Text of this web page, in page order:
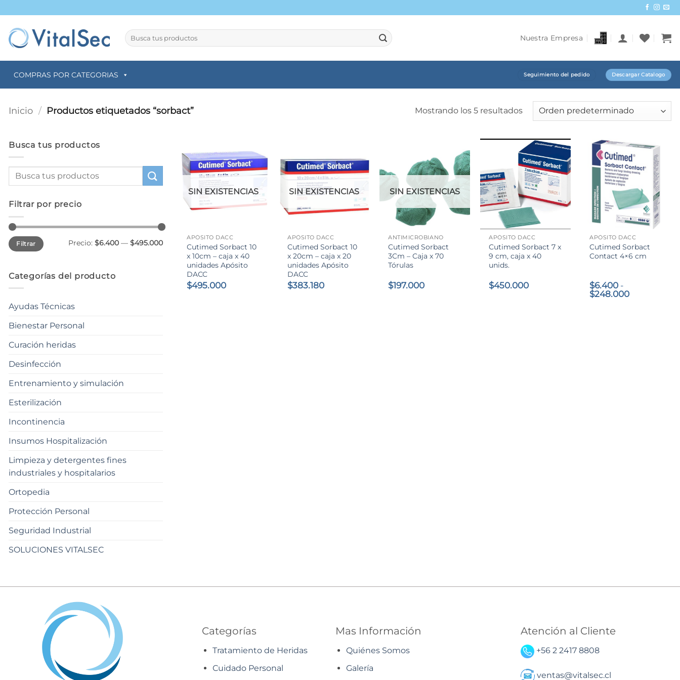
al
contenido
Buscar
por:
Nuestra Empresa
COMPRAS POR CATEGORIAS Seguimiento del pedido Descargar Catalogo
Inicio / Productos etiquetados “sorbact” Mostrando los 5 resultados
Busca tus productos
Filtrar por precio
Precio
mínimo
Precio
máximo
Filtrar Precio: $6.400 — $495.000
Categorías del producto
Ayudas Técnicas
Bienestar Personal
Curación heridas
Desinfección
Entrenamiento y simulación
Esterilización
Incontinencia
Insumos Hospitalización
Limpieza y detergentes fines
industriales y hospitalarios
Ortopedia
Protección Personal
Seguridad Industrial
SOLUCIONES VITALSEC
SIN EXISTENCIAS
APÓSITO DACC
Cutimed Sorbact 10
x 10cm – caja x 40
unidades Apósito
DACC
$495.000
SIN EXISTENCIAS
APÓSITO DACC
Cutimed Sorbact 10
x 20cm – caja x 20
unidades Apósito
DACC
$383.180
SIN EXISTENCIAS
ANTIMICROBIANO
Cutimed Sorbact
3Cm – Caja x 70
Tórulas
$197.000
APÓSITO DACC
Cutimed Sorbact 7 x
9 cm, caja x 40
unids.
$450.000
+
APÓSITO DACC
Cutimed Sorbact
Contact 4×6 cm
$6.400 -
$248.000Rango
Categorías
Tratamiento de Heridas
Cuidado Personal
Mas Información
Quiénes Somos
Galería
Atención al Cliente
+56 2 2417 8808
ventas@vitalsec.cl